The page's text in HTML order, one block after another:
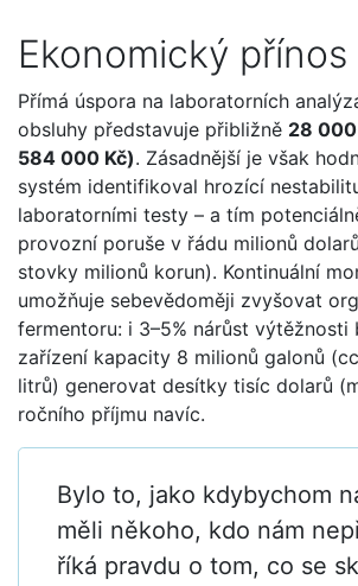
Ekonomický přínos
Přímá úspora na laboratorních
obsluhy představuje přibližně 28
584 000 Kč). Zásadnější je však
systém identifikoval hrozící
laboratorními testy – a tím
provozní poruše v řádu milionů
stovky milionů korun). Kontinuální
umožňuje sebevědoměji zvyšovat
fermentoru: i 3–5% nárůst výtěžnosti
zařízení kapacity 8 milionů galonů
litrů) generovat desítky tisíc dolarů
ročního příjmu navíc.
Bylo to, jako kdybychom
měli někoho, kdo nám
říká pravdu o tom, co se